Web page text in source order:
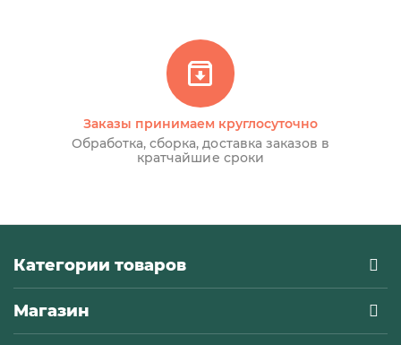
Заказы принимаем круглосуточно
Обработка, сборка, доставка заказов в
кратчайшие сроки
Категории товаров
Магазин